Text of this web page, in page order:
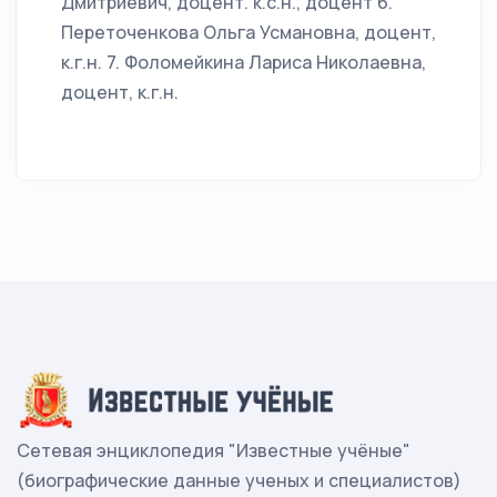
Переточенкова Ольга Усмановна, доцент,
к.г.н. 7. Фоломейкина Лариса Николаевна,
доцент, к.г.н.
Сетевая энциклопедия "Известные учёные"
(биографические данные ученых и специалистов)